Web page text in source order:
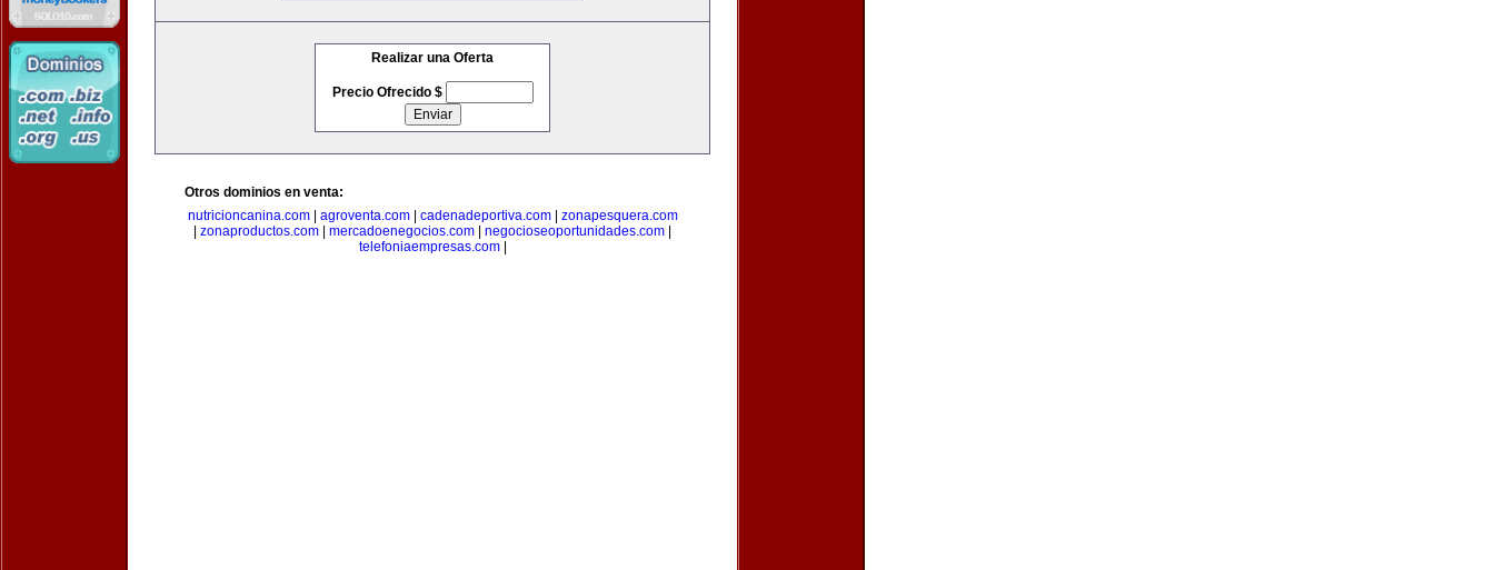
Realizar una Oferta
Precio Ofrecido $
Otros dominios en venta:
nutricioncanina.com| agroventa.com| cadenadeportiva.com| zonapesquera.com
zonaproductos.com mercadoenegocios.com negocioseoportunidades.com
telefoniaempresas.com|